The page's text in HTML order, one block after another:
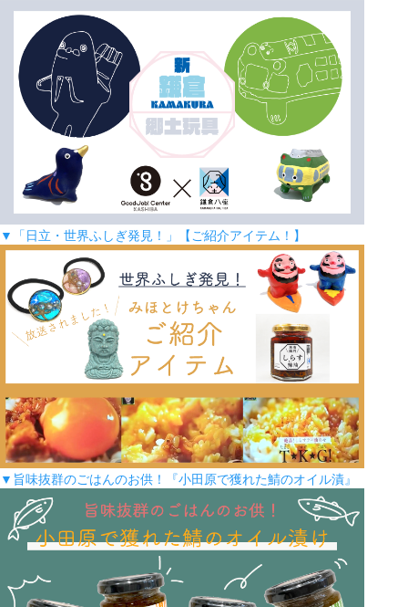
▼「日立・世界ふしぎ発見！」【ご紹介アイテム！】
▼旨味抜群のごはんのお供！『小田原で獲れた鯖のオイル漬』